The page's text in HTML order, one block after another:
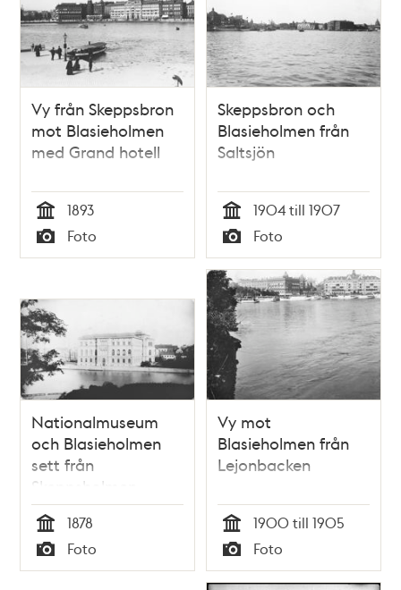
Vy från Skeppsbron
mot Blasieholmen
med Grand hotell
Tid
1893
Typ
Foto
Skeppsbron och
Blasieholmen från
Saltsjön
Tid
1904 till 1907
Typ
Foto
Nationalmuseum
och Blasieholmen
sett från
Skeppsholmen
Tid
1878
Typ
Foto
Vy mot
Blasieholmen från
Lejonbacken
Tid
1900 till 1905
Typ
Foto